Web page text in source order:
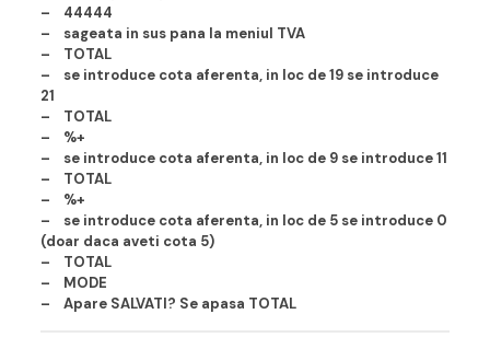
– 44444
– sageata in sus pana la meniul TVA
– TOTAL
– se introduce cota aferenta, in loc de 19 se introduce
21
– TOTAL
– %+
– se introduce cota aferenta, in loc de 9 se introduce 11
– TOTAL
– %+
– se introduce cota aferenta, in loc de 5 se introduce 0
(doar daca aveti cota 5)
– TOTAL
– MODE
– Apare SALVATI? Se apasa TOTAL